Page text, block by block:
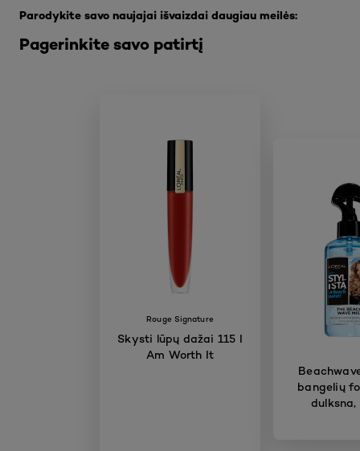
Pagerinkite savo patirtį
Parodykite savo naujajai išvaizdai daugiau meilės:
Rouge Signature
Skysti lūpų dažai 115 I
Am Worth It
bangelių